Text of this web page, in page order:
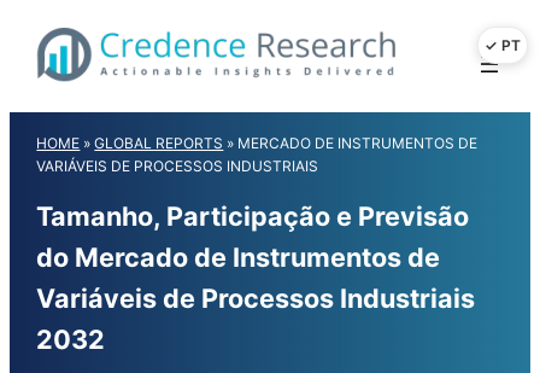
content
HOME »GLOBAL REPORTS » MERCADO DE INSTRUMENTOS DE
VARIÁVEIS DE PROCESSOS INDUSTRIAIS
Tamanho, Participação e Previsão
do Mercado de Instrumentos de
Variáveis de Processos Industriais
2032